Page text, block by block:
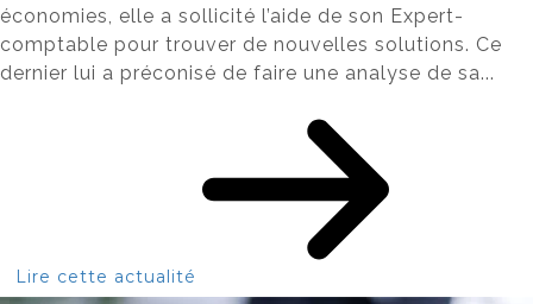
économies, elle a sollicité l’aide de son Expert-
comptable pour trouver de nouvelles solutions. Ce
dernier lui a préconisé de faire une analyse de sa...
Lire cette actualité